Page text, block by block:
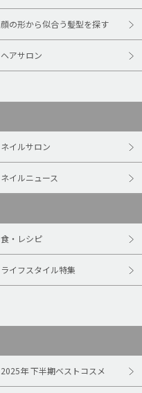
顔の形から似合う髪型を探す
ヘアサロン
ネイルサロン
ネイルニュース
食・レシピ
ライフスタイル特集
2025年 下半期ベストコスメ